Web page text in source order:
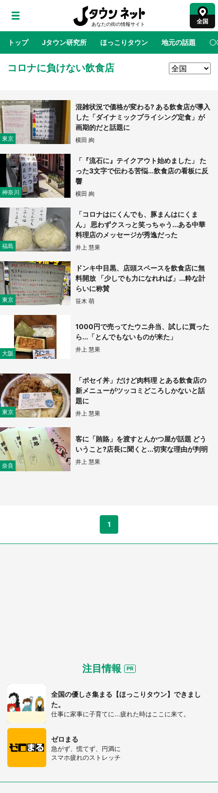
全国
トップ Jタウン研究所 ほっこりタウン 地元の話題 〇
地域×二次元 絶景 あの時はありがとう 物語がはじ
ラプラス・ダークネスが栃木県を征服！？ 県
公式プロモ動画で「聖地」が生産されてます
【7／31～1／31】
『薬屋のひとりごと』の〝舞〟の世界に入り込
む 六本木ヒルズ展望台でコラボ、本邦初公開
の「猫猫像」も【8／1～10／26】
日向翔陽＆影山飛雄が笹かまを食べる！ アニ
メ『ハイキュー！！』×老舗「鐘崎」コラボで
限定グッズも【8／1～31】
『小林さんちのメイドラゴン』と舞台のモデ
ル・越谷がコラボ 田んぼアートの見頃にあわ
せて企画続々【7／31～】
もっとみる
コロナに負けない飲食店
東京
混雑状況で価格が変わる? ある飲食店が導入
した「ダイナミックプライシング定食」が
画期的だと話題に
横田 絢
神奈川
「『流石に』テイクアウト始めました」 た
った3文字で伝わる苦悩...飲食店の看板に反
響
横田 絢
福島
「コロナはにくんでも、豚まんはにくま
ん」 思わずクスっと笑っちゃう...ある中華
料理店のメッセージが秀逸だった
井上 慧果
東京
ドンキ中目黒、店頭スペースを飲食店に無
料開放 「少しでも力になれれば」...粋な計
らいに称賛
笹木 萌
大阪
1000円で売ってたウニ弁当、試しに買った
ら...「とんでもないものが来た」
井上 慧果
東京
「ポセイ丼」だけど肉料理 とある飲食店の
新メニューがツッコミどころしかないと話
題に
井上 慧果
奈良
客に「賄賂」を渡すとんかつ屋が話題 どう
いうこと?店長に聞くと...切実な理由が判明
井上 慧果
1
注目情報
全国の優しさ集まる【ほっこりタウン】できまし
た。
仕事に家事に子育てに...疲れた時はここに来て。
ゼロまる
急がず、慌てず、円満に
スマホ疲れのストレッチ